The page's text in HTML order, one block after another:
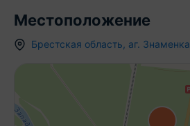
Местоположение
Брестская область аг. Знаменка